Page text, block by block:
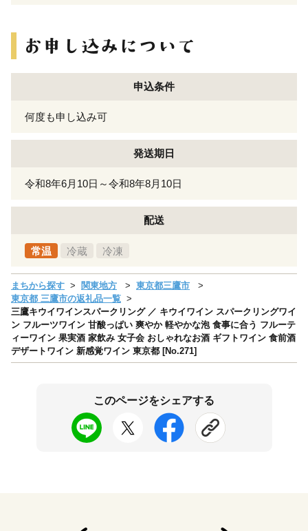
申込条件
何度も申し込み可
発送期日
令和8年6月10日～令和8年8月10日
配送
常温 冷蔵 冷凍
まちから探す 関東地方
東京都三鷹市
東京都 三鷹市の返礼品一覧
三鷹キウイワインスパークリング ／ キウイワイン スパークリングワイ
ン フルーツワイン 甘酸っぱい 爽やか 軽やかな泡 食事に合う フルーテ
ィーワイン 果実酒 家飲み 女子会 おしゃれなお酒 ギフトワイン 食前酒
デザートワイン 新感覚ワイン 東京都 [No.271]
このページをシェアする